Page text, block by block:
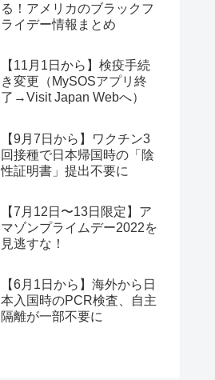
る！アメリカのブラックフ
ライデー情報まとめ
【11月1日から】検疫手続
き変更（MySOSアプリ終
了→Visit Japan Webへ）
【9月7日から】ワクチン3
回接種で日本帰国時の「陰
性証明書」提出不要に
【7月12日〜13日限定】ア
マゾンプライムデー2022を
見逃すな！
【6月1日から】海外から日
本入国時のPCR検査、自主
隔離が一部不要に